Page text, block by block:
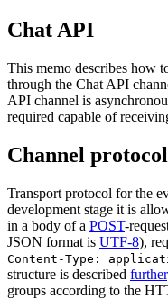
Chat API
This memo describes how
through the Chat API
API channel is
required capable of
Channel protocol
Transport protocol for the
development stage it is
in a body of a POST-
JSON format is UTF-8),
Content-Type:
structure is described further
groups according to the